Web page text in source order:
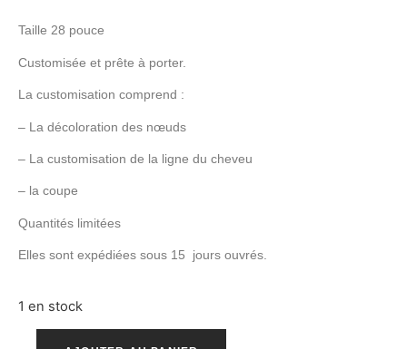
Taille 28 pouce
Customisée et prête à porter.
La customisation comprend :
– La décoloration des nœuds
– La customisation de la ligne du cheveu
– la coupe
Quantités limitées
Elles sont expédiées sous 15 jours ouvrés.
1 en stock